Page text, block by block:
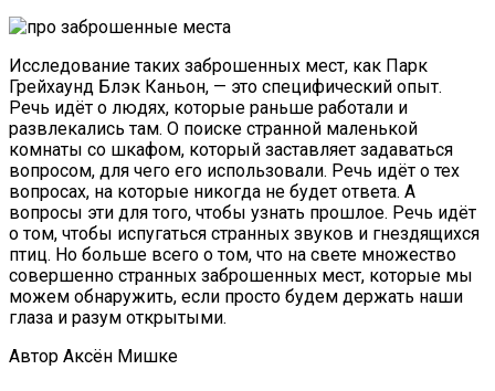
Исследование таких заброшенных мест, как Парк
Грейхаунд Блэк Каньон, — это специфический опыт.
Речь идёт о людях, которые раньше работали и
развлекались там. О поиске странной маленькой
комнаты со шкафом, который заставляет задаваться
вопросом, для чего его использовали. Речь идёт о тех
вопросах, на которые никогда не будет ответа. А
вопросы эти для того, чтобы узнать прошлое. Речь идёт
о том, чтобы испугаться странных звуков и гнездящихся
птиц. Но больше всего о том, что на свете множество
совершенно странных заброшенных мест, которые мы
можем обнаружить, если просто будем держать наши
глаза и разум открытыми.
Автор Аксён Мишке